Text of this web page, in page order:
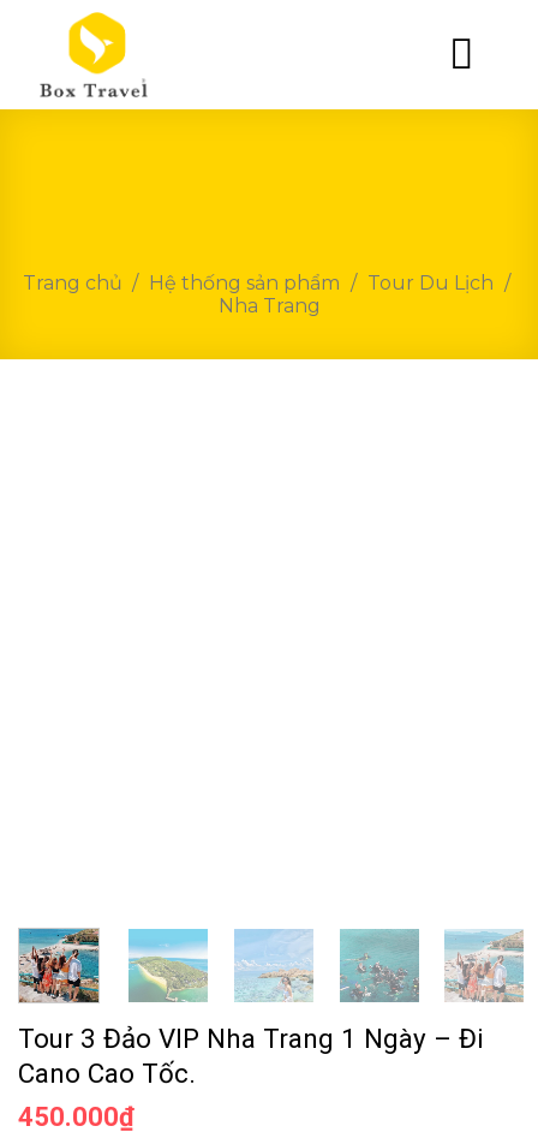
Trang chủ / Hệ thống sản phẩm / Tour Du Lịch /
Nha Trang
Tour 3 Đảo VIP Nha Trang 1 Ngày – Đi
Cano Cao Tốc.
450.000₫